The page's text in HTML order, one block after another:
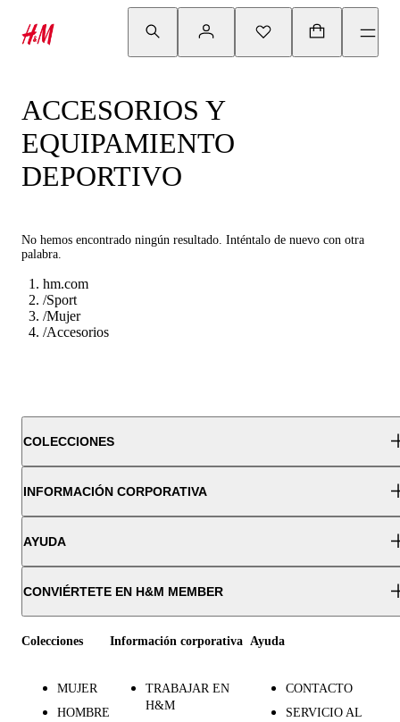
ACCESORIOS Y
EQUIPAMIENTO
DEPORTIVO
No hemos encontrado ningún resultado. Inténtalo de nuevo con otra
palabra.
hm.com
/Sport
/Mujer
/Accesorios
COLECCIONES
INFORMACIÓN CORPORATIVA
AYUDA
CONVIÉRTETE EN H&M MEMBER
Colecciones
MUJER
HOMBRE
Información corporativa
TRABAJAR EN
H&M
Ayuda
CONTACTO
SERVICIO AL